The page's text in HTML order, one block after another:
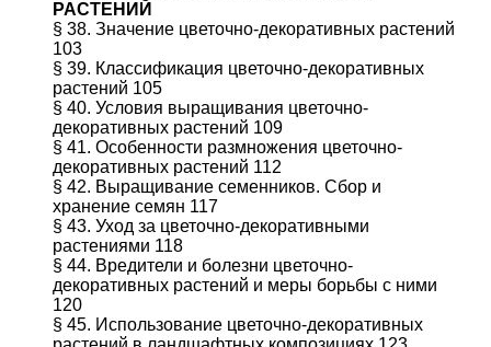
РАСТЕНИЙ
§ 38. Значение цветочно-декоративных растений
103
§ 39. Классификация цветочно-декоративных
растений 105
§ 40. Условия выращивания цветочно-
декоративных растений 109
§ 41. Особенности размножения цветочно-
декоративных растений 112
§ 42. Выращивание семенников. Сбор и
хранение семян 117
§ 43. Уход за цветочно-декоративными
растениями 118
§ 44. Вредители и болезни цветочно-
декоративных растений и меры борьбы с ними
120
§ 45. Использование цветочно-декоративных